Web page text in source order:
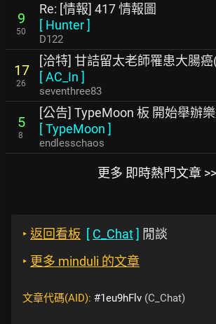
9
50
Re: [情報] 417 情報圖
[ Hunter]
D122
17
26
[洽特] 甘詰留太老師罹患大腸癌
[AC_In ]
seventhree83
5
8
[公告] TypeMoon 板 開始舉辦
[TypeMoon ]
endlesschaos
更多 即時熱門文章 >>
‣ 返回看板 [ C_Chat] 閒談
‣ 更多 minduli 的文章
文章代碼(AID): #1eu9hFlv (C_Chat)